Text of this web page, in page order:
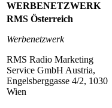
WERBENETZWERK
RMS Österreich
Werbenetzwerk
RMS Radio Marketing
Service GmbH Austria,
Engelsberggasse 4/2, 1030
Wien